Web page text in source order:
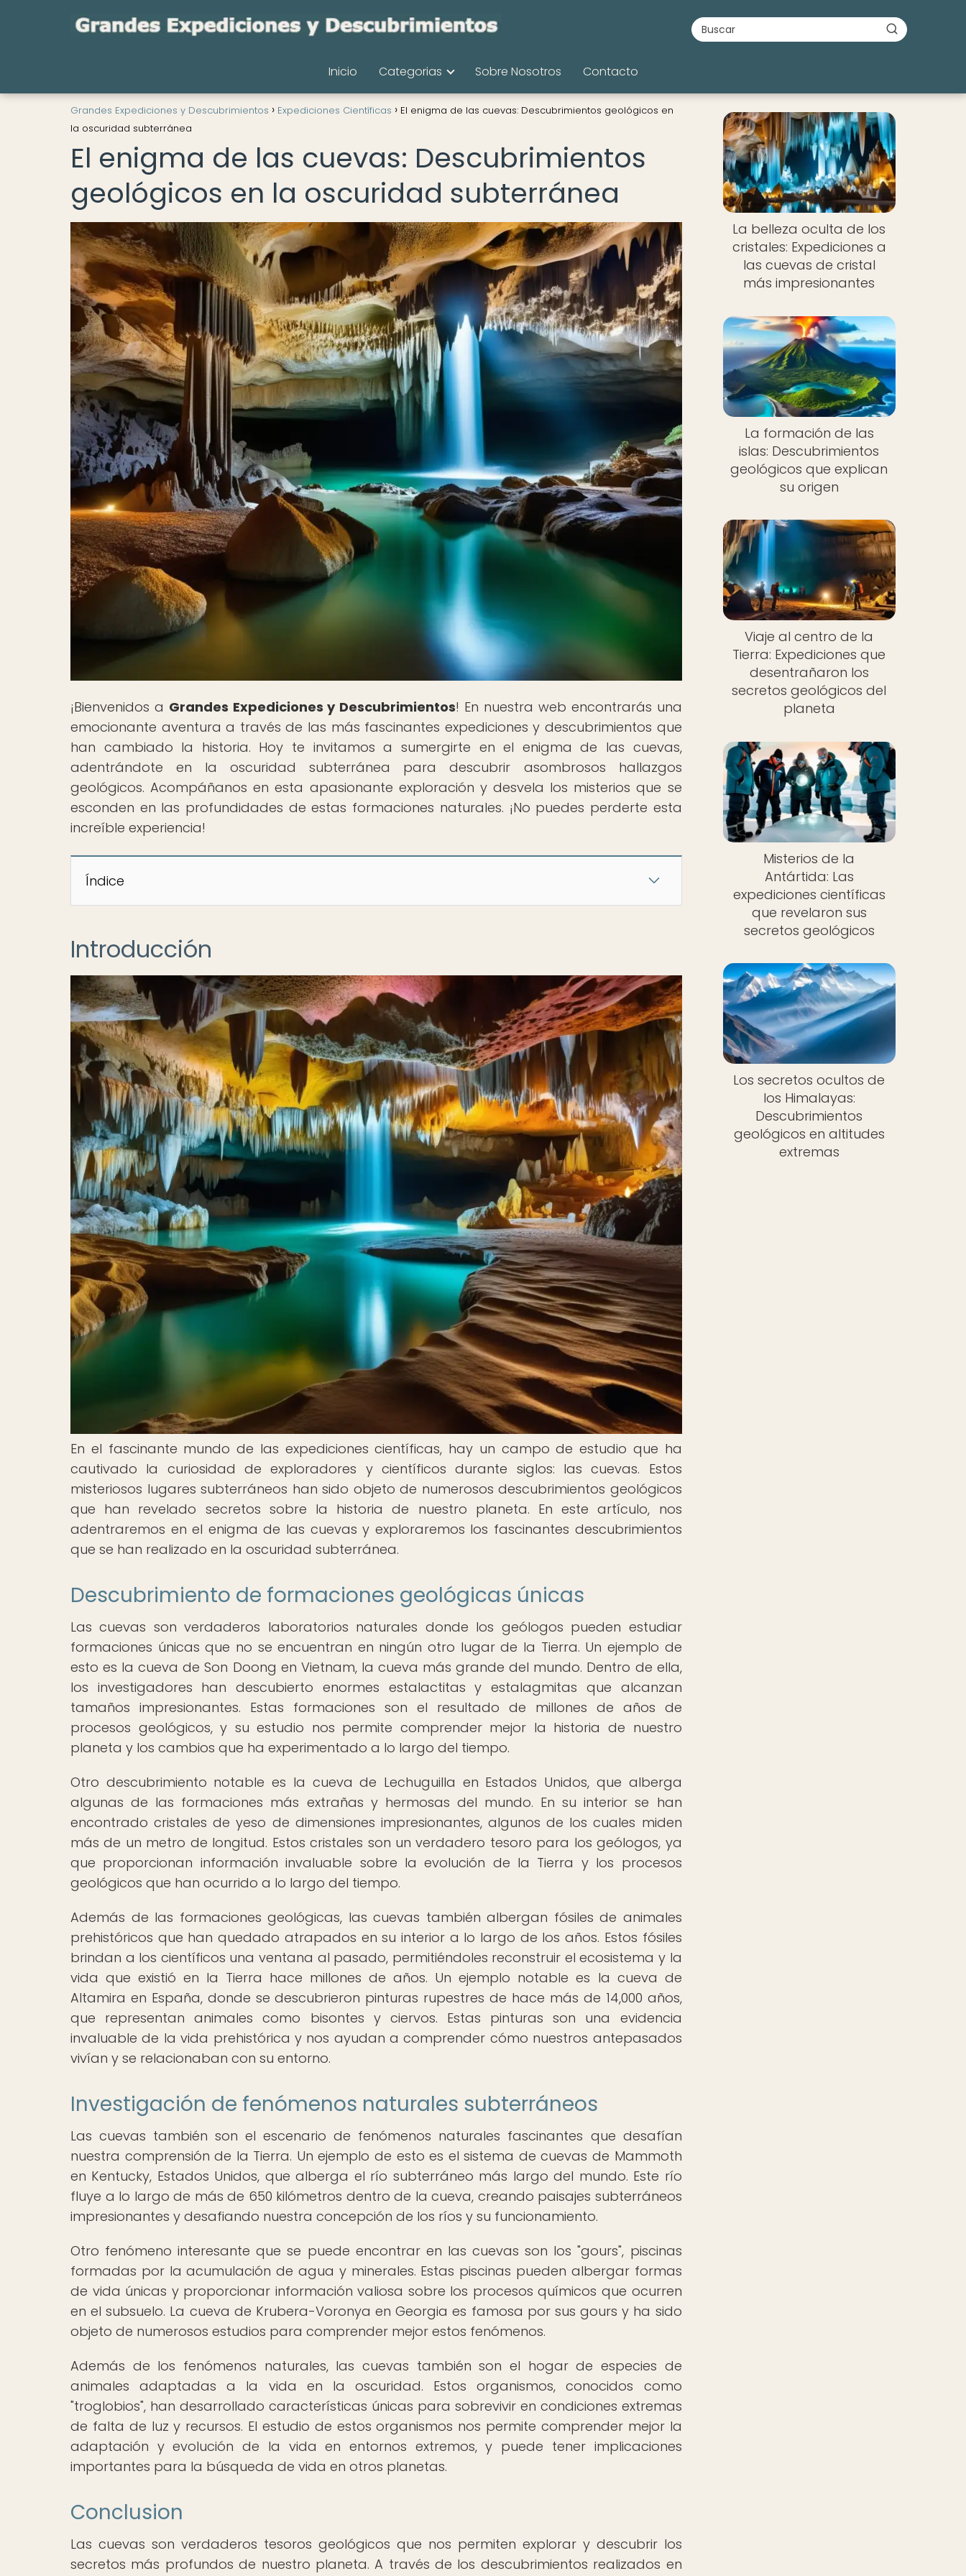
Inicio Categorias Sobre Nosotros Contacto
Grandes Expediciones y Descubrimientos Expediciones Científicas
El enigma de las cuevas: Descubrimientos geológicos en
la oscuridad subterránea
El enigma de las cuevas: Descubrimientos
geológicos en la oscuridad subterránea
¡Bienvenidos a Grandes Expediciones y Descubrimientos! En nuestra web encontrarás una
emocionante aventura a través de las más fascinantes expediciones y descubrimientos que
han cambiado la historia. Hoy te invitamos a sumergirte en el enigma de las cuevas,
adentrándote en la oscuridad subterránea para descubrir asombrosos hallazgos
geológicos. Acompáñanos en esta apasionante exploración y desvela los misterios que se
esconden en las profundidades de estas formaciones naturales. ¡No puedes perderte esta
increíble experiencia!
Índice
Introducción
En el fascinante mundo de las expediciones científicas, hay un campo de estudio que ha
cautivado la curiosidad de exploradores y científicos durante siglos: las cuevas. Estos
misteriosos lugares subterráneos han sido objeto de numerosos descubrimientos geológicos
que han revelado secretos sobre la historia de nuestro planeta. En este artículo, nos
adentraremos en el enigma de las cuevas y exploraremos los fascinantes descubrimientos
que se han realizado en la oscuridad subterránea.
Descubrimiento de formaciones geológicas únicas
Las cuevas son verdaderos laboratorios naturales donde los geólogos pueden estudiar
formaciones únicas que no se encuentran en ningún otro lugar de la Tierra. Un ejemplo de
esto es la cueva de Son Doong en Vietnam, la cueva más grande del mundo. Dentro de ella,
los investigadores han descubierto enormes estalactitas y estalagmitas que alcanzan
tamaños impresionantes. Estas formaciones son el resultado de millones de años de
procesos geológicos, y su estudio nos permite comprender mejor la historia de nuestro
planeta y los cambios que ha experimentado a lo largo del tiempo.
Otro descubrimiento notable es la cueva de Lechuguilla en Estados Unidos, que alberga
algunas de las formaciones más extrañas y hermosas del mundo. En su interior se han
encontrado cristales de yeso de dimensiones impresionantes, algunos de los cuales miden
más de un metro de longitud. Estos cristales son un verdadero tesoro para los geólogos, ya
que proporcionan información invaluable sobre la evolución de la Tierra y los procesos
geológicos que han ocurrido a lo largo del tiempo.
Además de las formaciones geológicas, las cuevas también albergan fósiles de animales
prehistóricos que han quedado atrapados en su interior a lo largo de los años. Estos fósiles
brindan a los científicos una ventana al pasado, permitiéndoles reconstruir el ecosistema y la
vida que existió en la Tierra hace millones de años. Un ejemplo notable es la cueva de
Altamira en España, donde se descubrieron pinturas rupestres de hace más de 14,000 años,
que representan animales como bisontes y ciervos. Estas pinturas son una evidencia
invaluable de la vida prehistórica y nos ayudan a comprender cómo nuestros antepasados
vivían y se relacionaban con su entorno.
Investigación de fenómenos naturales subterráneos
Las cuevas también son el escenario de fenómenos naturales fascinantes que desafían
nuestra comprensión de la Tierra. Un ejemplo de esto es el sistema de cuevas de Mammoth
en Kentucky, Estados Unidos, que alberga el río subterráneo más largo del mundo. Este río
fluye a lo largo de más de 650 kilómetros dentro de la cueva, creando paisajes subterráneos
impresionantes y desafiando nuestra concepción de los ríos y su funcionamiento.
Otro fenómeno interesante que se puede encontrar en las cuevas son los "gours", piscinas
formadas por la acumulación de agua y minerales. Estas piscinas pueden albergar formas
de vida únicas y proporcionar información valiosa sobre los procesos químicos que ocurren
en el subsuelo. La cueva de Krubera-Voronya en Georgia es famosa por sus gours y ha sido
objeto de numerosos estudios para comprender mejor estos fenómenos.
Además de los fenómenos naturales, las cuevas también son el hogar de especies de
animales adaptadas a la vida en la oscuridad. Estos organismos, conocidos como
"troglobios", han desarrollado características únicas para sobrevivir en condiciones extremas
de falta de luz y recursos. El estudio de estos organismos nos permite comprender mejor la
adaptación y evolución de la vida en entornos extremos, y puede tener implicaciones
importantes para la búsqueda de vida en otros planetas.
Conclusion
Las cuevas son verdaderos tesoros geológicos que nos permiten explorar y descubrir los
secretos más profundos de nuestro planeta. A través de los descubrimientos realizados en
La belleza oculta de los
cristales: Expediciones a
las cuevas de cristal
más impresionantes
La formación de las
islas: Descubrimientos
geológicos que explican
su origen
Viaje al centro de la
Tierra: Expediciones que
desentrañaron los
secretos geológicos del
planeta
Misterios de la
Antártida: Las
expediciones científicas
que revelaron sus
secretos geológicos
Los secretos ocultos de
los Himalayas:
Descubrimientos
geológicos en altitudes
extremas